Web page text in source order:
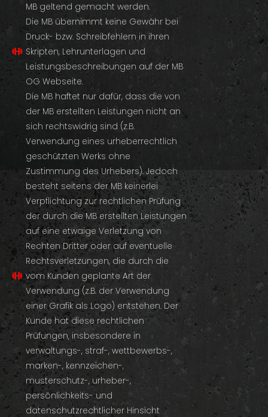
MB geltend gemacht werden.
Die MB übernimmt keine Gewähr bei
Druck- bzw. Schreibfehlern in ihren
Skripten, Lehrunterlagen und
Leistungsbeschreibungen auf der MB
OG Webseite.
Die MB haftet nur dafür, dass die von
der MB erstellten Leistungen nicht an
sich rechtswidrig sind (z.B.
Verwendung eines urheberrechtlich
geschützten Werks ohne
Zustimmung des Urhebers). Jedoch
besteht seitens der MB keinerlei
Verpflichtung zur rechtlichen Prüfung
der durch die MB erstellten Leistungen
auf eine etwaige Verletzung von
Rechten Dritter oder auf eventuelle
Rechtsverletzungen, die durch die
vom Kunden geplante Art der
Verwendung (z.B. der Verwendung
einer Grafik als Logo) entstehen. Der
Kunde hat diese rechtlichen
Prüfungen, insbesondere in
verwaltungs-, straf-, wettbewerbs-,
marken-, kennzeichen-,
musterschutz-, urheber-,
persönlichkeits- und
datenschutzrechtlicher Hinsicht